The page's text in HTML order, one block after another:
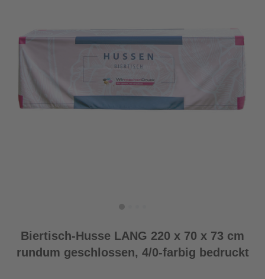
Biertisch-Husse LANG 220 x 70 x 73 cm
rundum geschlossen, 4/0-farbig bedruckt